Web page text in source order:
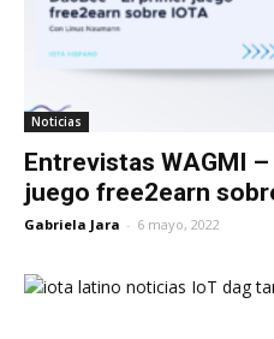
Noticias
Entrevistas WAGMI
juego free2earn
Gabriela Jara - 6 mayo, 2022